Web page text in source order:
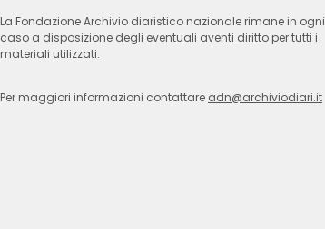
La Fondazione Archivio diaristico nazionale rimane in ogni
caso a disposizione degli eventuali aventi diritto per tutti i
materiali utilizzati.
Per maggiori informazioni contattare adn@archiviodiari.it